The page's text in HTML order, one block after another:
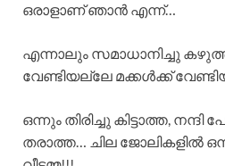
ഒരാളാണ് ഞാൻ എന്ന്…
എന്നാലും സമാധാനിച്ചു
വേണ്ടിയല്ലേ മക്കൾക്ക്
ഒന്നും തിരിച്ചു കിട്ടാത്ത, നന്ദി
തരാത്ത… ചില ജോലികളിൽ